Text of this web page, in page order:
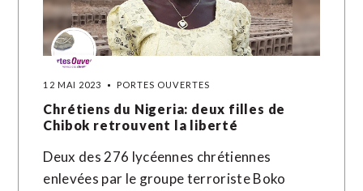
12 MAI 2023 PORTES OUVERTES
Chrétiens du Nigeria: deux filles de
Chibok retrouvent la liberté
Deux des 276 lycéennes chrétiennes
enlevées par le groupe terroriste Boko